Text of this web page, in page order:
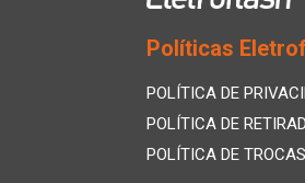
Políticas
POLÍTICA DE
POLÍTICA DE
POLÍTICA DE TROCAS